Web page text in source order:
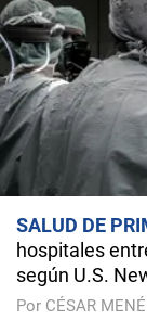
SALUD DE
hospitales
según U.S.
Por CÉSAR